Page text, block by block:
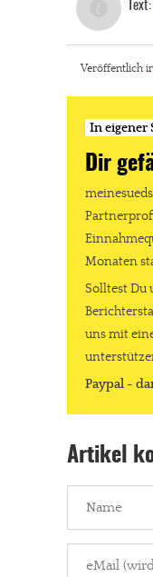
Text:
Veröffentlich
In eigener
Dir
Monaten
Solltest Du
uns mit
Paypal -
Artikel